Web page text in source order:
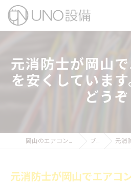
元消防士が岡山
を安くしていま
どうぞ
岡山のエアコン工事ならUNO設備 ブログ 元消防士
元消防士が岡山でエアコ